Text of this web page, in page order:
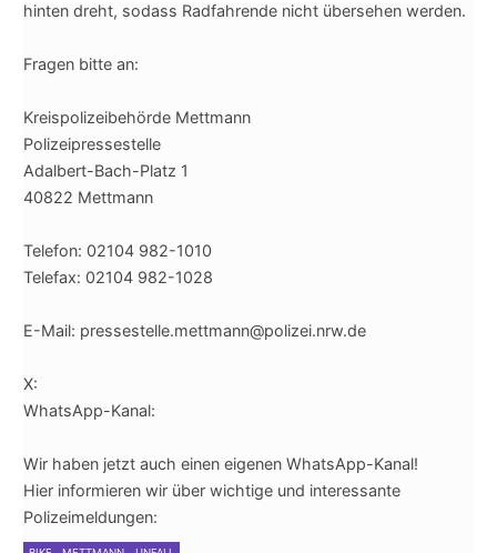
hinten dreht, sodass Radfahrende nicht übersehen werden.
Fragen bitte an:
Kreispolizeibehörde Mettmann
Polizeipressestelle
Adalbert-Bach-Platz 1
40822 Mettmann
Telefon: 02104 982-1010
Telefax: 02104 982-1028
E-Mail: pressestelle.mettmann@polizei.nrw.de
X:
WhatsApp-Kanal:
Wir haben jetzt auch einen eigenen WhatsApp-Kanal!
Hier informieren wir über wichtige und interessante
Polizeimeldungen: